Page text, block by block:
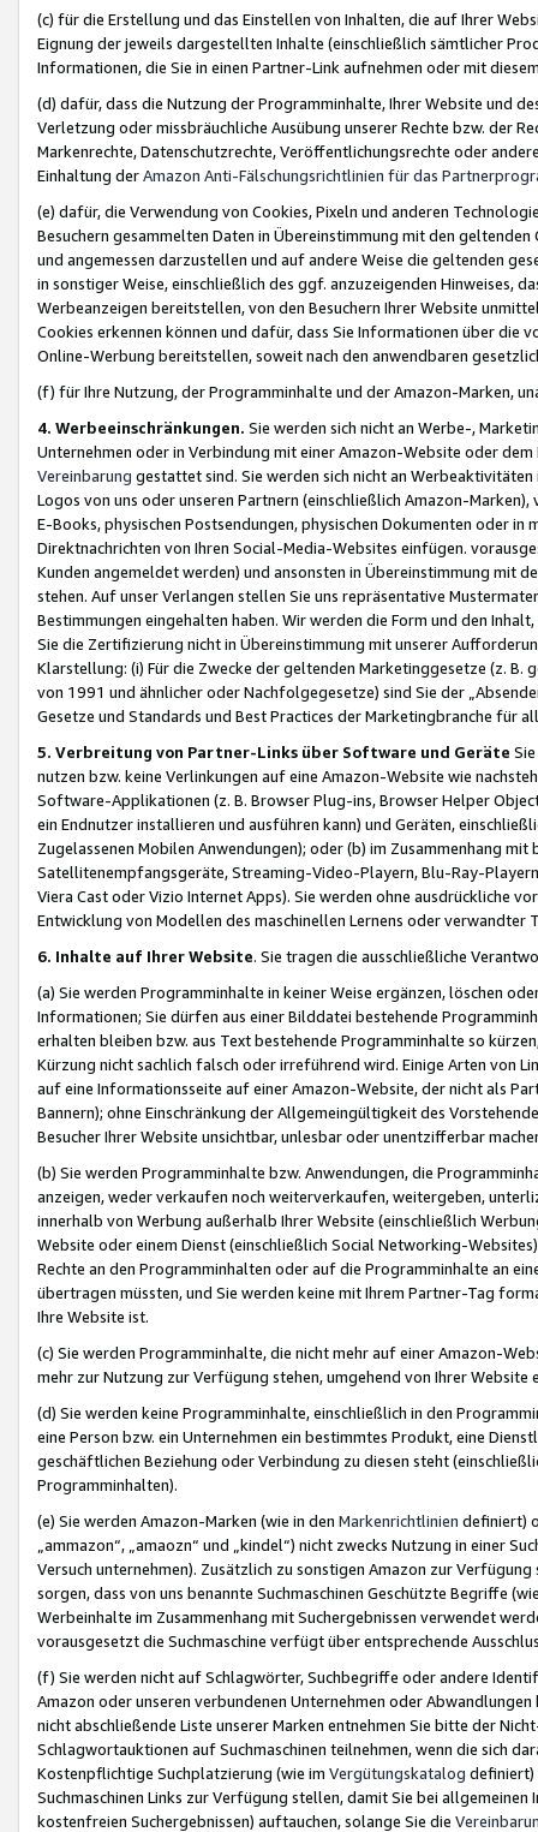
(c) für die Erstellung und das Einstellen von Inhalten, die auf Ihrer
Eignung der jeweils dargestellten Inhalte (einschließlich sämtlicher
Informationen, die Sie in einen Partner-Link aufnehmen oder mit
(d) dafür, dass die Nutzung der Programminhalte, Ihrer Website und
Verletzung oder missbräuchliche Ausübung unserer Rechte bzw. der
Markenrechte, Datenschutzrechte, Veröffentlichungsrechte oder
Einhaltung derAmazon Anti-Fälschungsrichtlinien für das
(e) dafür, die Verwendung von Cookies, Pixeln und anderen
Besuchern gesammelten Daten in Übereinstimmung mit den
und angemessen darzustellen und auf andere Weise die geltenden
in sonstiger Weise, einschließlich des ggf. anzuzeigenden Hinweises,
Werbeanzeigen bereitstellen, von den Besuchern Ihrer Website
Cookies erkennen können und dafür, dass Sie Informationen über die
Online-Werbung bereitstellen, soweit nach den anwendbaren
(f) für Ihre Nutzung, der Programminhalte und der Amazon-Marken,
4. Werbeeinschränkungen. Sie werden sich nicht an Werbe-,
Unternehmen oder in Verbindung mit einer Amazon-Website oder
Vereinbarung gestattet sind. Sie werden sich nicht an
Logos von uns oder unseren Partnern (einschließlich Amazon-
E-Books, physischen Postsendungen, physischen Dokumenten oder in
Direktnachrichten von Ihren Social-Media-Websites einfügen.
Kunden angemeldet werden) und ansonsten in Übereinstimmung mit
stehen. Auf unser Verlangen stellen Sie uns repräsentative
Bestimmungen eingehalten haben. Wir werden die Form und den
Sie die Zertifizierung nicht in Übereinstimmung mit unserer
Klarstellung: (i) Für die Zwecke der geltenden Marketinggesetze (z. B.
von 1991 und ähnlicher oder Nachfolgegesetze) sind Sie der
Gesetze und Standards und Best Practices der Marketingbranche für
5. Verbreitung von Partner-Links über Software und Geräte
nutzen bzw. keine Verlinkungen auf eine Amazon-Website wie
Software-Applikationen (z. B. Browser Plug-ins, Browser Helper
ein Endnutzer installieren und ausführen kann) und Geräten,
Zugelassenen Mobilen Anwendungen); oder (b) im Zusammenhang
Satellitenempfangsgeräte, Streaming-Video-Playern, Blu-Ray-
Viera Cast oder Vizio Internet Apps). Sie werden ohne ausdrückliche
Entwicklung von Modellen des maschinellen Lernens oder
6. Inhalte auf Ihrer Website. Sie tragen die ausschließliche
(a) Sie werden Programminhalte in keiner Weise ergänzen, löschen
Informationen; Sie dürfen aus einer Bilddatei bestehende
erhalten bleiben bzw. aus Text bestehende Programminhalte so
Kürzung nicht sachlich falsch oder irreführend wird. Einige Arten von
auf eine Informationsseite auf einer Amazon-Website, der nicht als
Bannern); ohne Einschränkung der Allgemeingültigkeit des
Besucher Ihrer Website unsichtbar, unlesbar oder unentzifferbar
(b) Sie werden Programminhalte bzw. Anwendungen, die
anzeigen, weder verkaufen noch weiterverkaufen, weitergeben,
innerhalb von Werbung außerhalb Ihrer Website (einschließlich
Website oder einem Dienst (einschließlich Social Networking-
Rechte an den Programminhalten oder auf die Programminhalte an
übertragen müssten, und Sie werden keine mit Ihrem Partner-Tag
Ihre Website ist.
(c) Sie werden Programminhalte, die nicht mehr auf einer Amazon-
mehr zur Nutzung zur Verfügung stehen, umgehend von Ihrer
(d) Sie werden keine Programminhalte, einschließlich in den
eine Person bzw. ein Unternehmen ein bestimmtes Produkt, eine
geschäftlichen Beziehung oder Verbindung zu diesen steht
Programminhalten).
(e) Sie werden Amazon-Marken (wie in den Markenrichtlinien definiert)
„ammazon“, „amaozn“ und „kindel“) nicht zwecks Nutzung in einer
Versuch unternehmen). Zusätzlich zu sonstigen Amazon zur
sorgen, dass von uns benannte Suchmaschinen Geschützte Begriffe
Werbeinhalte im Zusammenhang mit Suchergebnissen verwendet
vorausgesetzt die Suchmaschine verfügt über entsprechende
(f) Sie werden nicht auf Schlagwörter, Suchbegriffe oder andere
Amazon oder unseren verbundenen Unternehmen oder
nicht abschließende Liste unserer Marken entnehmen Sie bitte der
Schlagwortauktionen auf Suchmaschinen teilnehmen, wenn die sich
Kostenpflichtige Suchplatzierung (wie im Vergütungskatalog definiert)
Suchmaschinen Links zur Verfügung stellen, damit Sie bei
kostenfreien Suchergebnissen) auftauchen, solange Sie die